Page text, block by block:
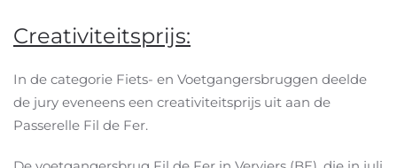
Creativiteitsprijs:
In de categorie Fiets- en Voetgangersbruggen deelde
de jury eveneens een creativiteitsprijs uit aan de
Passerelle Fil de Fer.